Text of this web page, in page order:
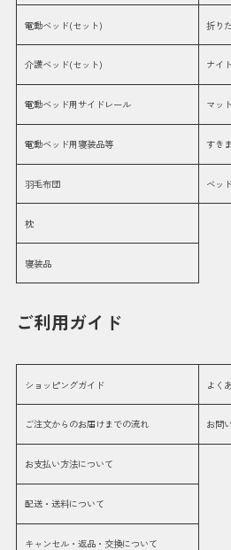
電動ベッド(セット)
介護ベッド(セット)
電動ベッド用サイドレール
電動ベッド用寝装品等
羽毛布団
枕
寝装品
折り
ナイ
マッ
すき
ベッ
ご利用ガイド
ショッピングガイド
ご注文からのお届けまでの流れ
お支払い方法について
配送・送料について
キャンセル・返品・交換について
よく
お問